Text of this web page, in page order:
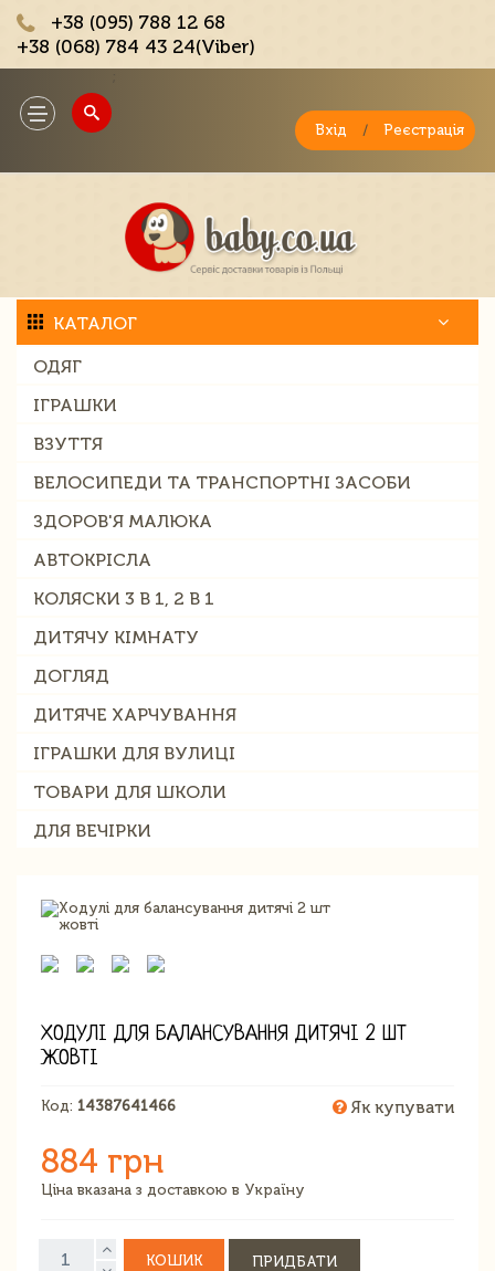
+38 (095) 788 12 68
+38 (068) 784 43 24(Viber)
Toggle
navigation
Вхід / Реєстрація
КАТАЛОГ
ОДЯГ
ІГРАШКИ
ВЗУТТЯ
ВЕЛОСИПЕДИ ТА ТРАНСПОРТНІ ЗАСОБИ
ЗДОРОВ'Я МАЛЮКА
АВТОКРІСЛА
КОЛЯСКИ 3 В 1, 2 В 1
ДИТЯЧУ КІМНАТУ
ДОГЛЯД
ДИТЯЧЕ ХАРЧУВАННЯ
ІГРАШКИ ДЛЯ ВУЛИЦІ
ТОВАРИ ДЛЯ ШКОЛИ
ДЛЯ ВЕЧІРКИ
ХОДУЛІ ДЛЯ БАЛАНСУВАННЯ ДИТЯЧІ 2 ШТ
ЖОВТІ
Код: 14387641466 Як купувати
884 грн
Ціна вказана з доставкою в Україну
КОШИК ПРИДБАТИ